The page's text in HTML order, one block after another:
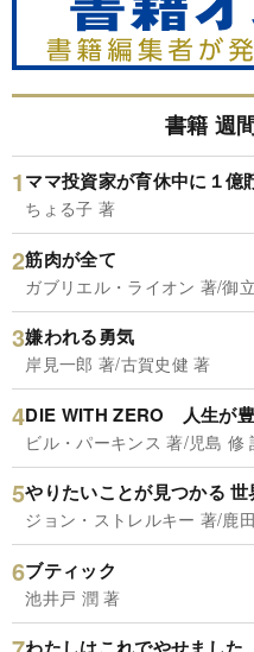
書籍 週
ママ投資家が育休中に１億
ちょる子 著
筋肉が全て
ガブリエル・ライオン 著/御
嫌われる勇気
岸見一郎 著/古賀史健 著
DIE WITH ZERO 人生が
ビル・パーキンス 著/児島 修
やりたいことが見つかる
ジョン・ストレルキー 著/鹿
ブティック
池井戸 潤 著